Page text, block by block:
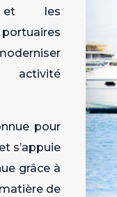
et les
activité
pour
et s’appuie
grâce à
de